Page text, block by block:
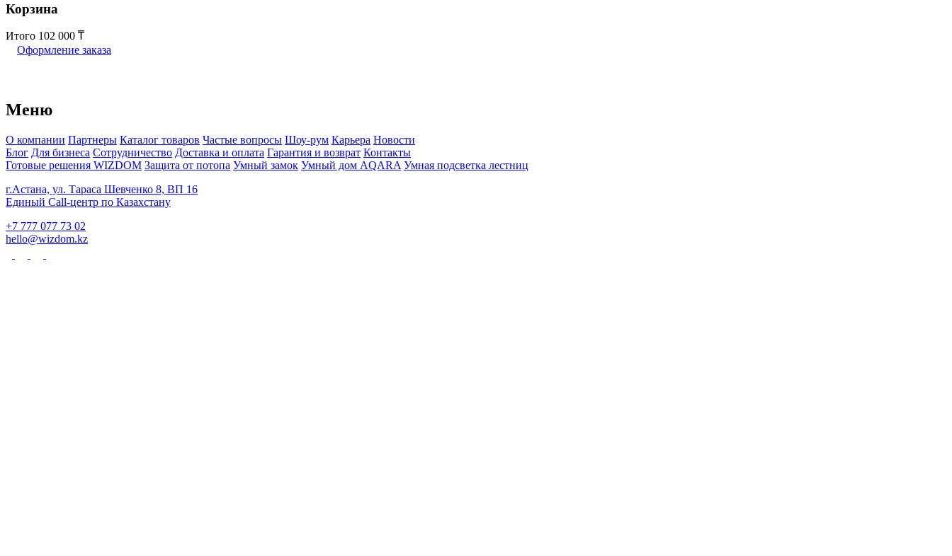
Корзина
Итого 102 000
Оформление заказа
Меню
О компании Партнеры Каталог товаров Частые вопросы Шоу-рум Карьера Новости
Блог Для бизнеса Сотрудничество Доставка и оплата Гарантия и возврат Контакты
Готовые решения WIZDOM Защита от потопа Умный замок Умный дом AQARA Умная подсветка лестниц
г.Астана, ул. Тараса Шевченко 8, ВП 16
Единый Call-центр по Казахстану
+7 777 077 73 02
hello@wizdom.kz